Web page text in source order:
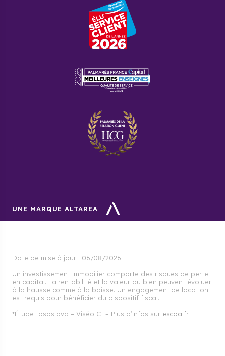
UNE MARQUE ALTAREA
Date de mise à jour : 06/08/2026
Un investissement immobilier comporte des risques de perte
en capital. La rentabilité et la valeur du bien peuvent évoluer
à la hausse comme à la baisse. Un engagement de location
est requis pour bénéficier du dispositif fiscal.
*Étude Ipsos bva – Viséo CI – Plus d’infos sur escda.fr